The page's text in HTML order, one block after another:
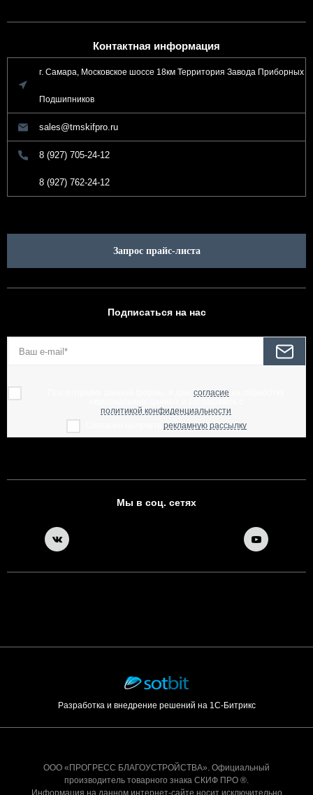
Контактная информация
г. Самара, Московское шоссе 18км Территория Завода Приборных
Подшипников
sales@tmskifpro.ru
8 (927) 705-24-12
8 (927) 762-24-12
Запрос прайс-листа
Подписаться на нас
согласие
политикой конфиденциальности
рекламную рассылку
Мы в соц. сетях
Разработка и внедрение решений на 1С-Битрикс
ООО «ПРОГРЕСС БЛАГОУСТРОЙСТВА». Официальный
производитель товарного знака СКИФ ПРО ®.